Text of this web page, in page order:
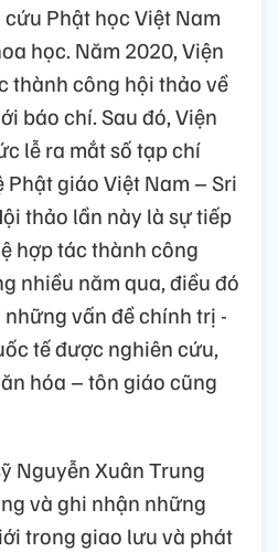
Phật học Việt Nam
học. Năm 2020, Viện
thành công hội thảo về
báo chí. Sau đó, Viện
lễ ra mắt số tạp chí
giáo Việt Nam – Sri
thảo lần này là sự tiếp
hợp tác thành công
nhiều năm qua, điều đó
vấn đề chính trị -
tế được nghiên cứu,
hóa – tôn giáo cũng
Nguyễn Xuân Trung
và ghi nhận những
trong giao lưu và phát